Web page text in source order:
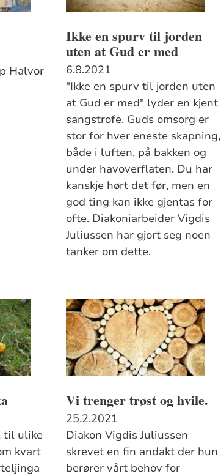
Halvor
Ikke en spurv til jorden
uten at Gud er med
6.8.2021
"Ikke en spurv til jorden uten
at Gud er med" lyder en kjent
sangstrofe. Guds omsorg er
stor for hver eneste skapning,
både i luften, på bakken og
under havoverflaten. Du har
kanskje hørt det før, men en
god ting kan ikke gjentas for
ofte. Diakoniarbeider Vigdis
Juliussen har gjort seg noen
tanker om dette.
til ulike
kvart
Vi trenger trøst og hvile.
25.2.2021
Diakon Vigdis Juliussen
skrevet en fin andakt der hun
berører vårt behov for